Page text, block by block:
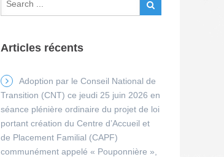
Articles récents
Adoption par le Conseil National de
Transition (CNT) ce jeudi 25 juin 2026 en
séance plénière ordinaire du projet de loi
portant création du Centre d’Accueil et
de Placement Familial (CAPF)
communément appelé « Pouponnière »,